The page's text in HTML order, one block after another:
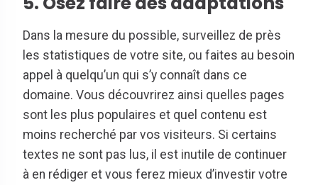
Dans la mesure du possible, surveillez de près
les statistiques de votre site, ou faites au besoin
appel à quelqu’un qui s’y connaît dans ce
domaine. Vous découvrirez ainsi quelles pages
sont les plus populaires et quel contenu est
moins recherché par vos visiteurs. Si certains
textes ne sont pas lus, il est inutile de continuer
à en rédiger et vous ferez mieux d’investir votre